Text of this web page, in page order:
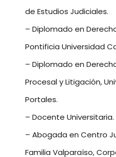
de Estudios Judiciales.
– Diplomado en
Pontificia Universidad
– Diplomado en
Procesal y Litigación,
Portales.
– Docente Universitaria.
– Abogada en Centro
Familia Valparaíso,